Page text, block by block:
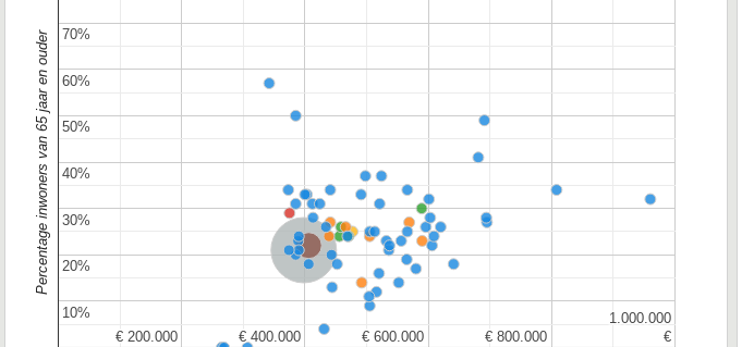
Nederland
Provincie Noord-Brabant
€ 200.000
€ 200.000 € 400.000
€ 400.000 € 600.000
€ 600.000 € 800.000
€ 800.000 €
€
1.000.000
1.000.000
10%
10%
20%
20%
30%
30%
40%
40%
50%
50%
60%
60%
70%
70%
Percentage inwoners van 65 jaar en ouder